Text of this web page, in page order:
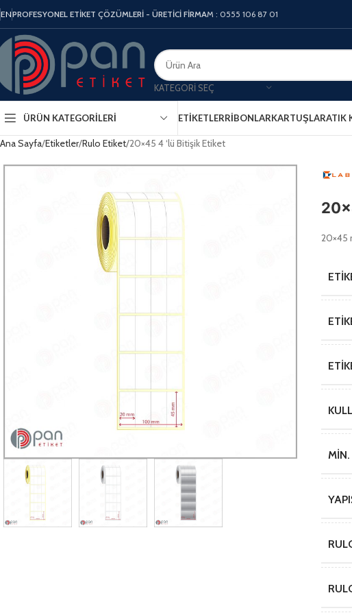
ENPROFESYONEL ETİKET ÇÖZÜMLERİ - ÜRETİCİ FİRMAM : 0555 106 87 01
KATEGORI SEÇ
ÜRÜN KATEGORILERI ETIKETLERRIBONLARKARTUŞLARATIK
Ana Sayfa Etiketler Rulo Etiket 20×45 4 ‘lü Bitişik Etiket
20×45